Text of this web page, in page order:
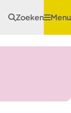
Zoeken Menu